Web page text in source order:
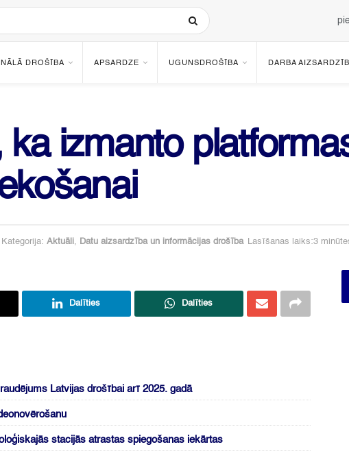
DROŠĪBA APSARDZE UGUNSDROŠĪBA DARBA
ka izmanto
Kategorija: Aktuāli, Datu aizsardzība un informācijas drošība Lasīšanas laiks:3
Dalīties Dalīties
Latvijas drošībai arī 2025. gadā
stacijās atrastas spiegošanas iekārtas